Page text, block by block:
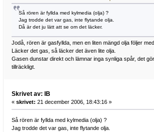
Så rören är fyllda med kylmedia (olja) ?
Jag trodde det var gas, inte flytande olja.
Då är det ju lätt att se om det läcker.
Jodå, rören är gasfyllda, men en liten mängd olja följer
Läcker det gas, så läcker det även lite olja.
Gasen dunstar direkt och lämnar inga synliga spår, det
tillräckligt.
Skrivet av: IB
« skrivet: 21 december 2006, 18:43:16 »
Så rören är fyllda med kylmedia (olja) ?
Jag trodde det var gas, inte flytande olja.